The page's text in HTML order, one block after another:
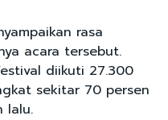
rasa
acara tersebut.
diikuti 27.300
sekitar 70 persen
lalu.